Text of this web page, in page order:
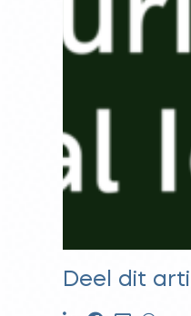
Deel dit